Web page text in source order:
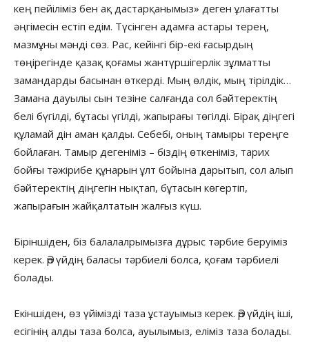
кең пейіліміз бен ақ дастарқанымыз» деген ұлағатты
әңгімесін естіп едім. Түсінген адамға астары терең,
мазмұны мәнді сөз. Рас, кейінгі бір-екі ғасырдың
төңірегінде қазақ қоғамы жантүршігерлік зұлматты
замандарды басынан өткерді. Мың өлдік, мың тірілдік…
Замана дауылы сын тезіне салғанда сол бәйтеректің
белі бүгілді, бұтасы үгілді, жапырағы төгілді. Бірақ діңгегі
құламай дін аман қалды. Себебі, оның тамыры тереңге
бойлаған. Тамыр дегеніміз – біздің өткеніміз, тарих
бойғы тәжірибе құнарын ұлт бойына дарытып, сол алып
бәйтеректің діңгегін нықтап, бұтасын көгертіп,
жапырағын жайқалтатын жалғыз күш.
Біріншіден, біз балалалрымызға дұрыс тәрбие беруіміз
керек. Әр үйдің баласы тәрбиелі болса, қоғам тәрбиелі
болады.
Екіншіден, өз үйімізді таза ұстауымыз керек. Әр үйдің іші,
есігінің алды таза болса, ауылымыз, еліміз таза болады.